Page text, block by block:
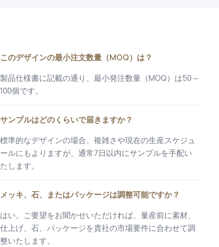
このデザインの最小注文数量（MOQ）は？
製品仕様書に記載の通り、最小発注数量（MOQ）は50～
100個です。
サンプルはどのくらいで届きますか？
標準的なデザインの場合、複雑さや現在の生産スケジュ
ールにもよりますが、通常7日以内にサンプルを手配い
たします。
メッキ、石、またはパッケージは調整可能ですか？
はい。ご要望をお聞かせいただければ、量産前に素材、
仕上げ、石、パッケージを貴社の市場要件に合わせて調
整いたします。